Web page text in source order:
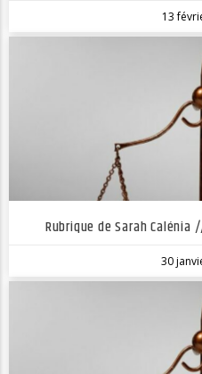
13
Rubrique de Sarah
30